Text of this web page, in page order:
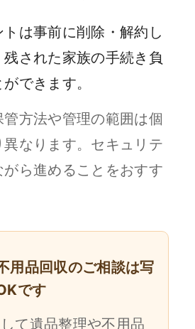
は事前に削除・解約し
された家族の手続き負
できます。
方法や管理の範囲は個
異なります。セキュリテ
がら進めることをおすす
用品回収のご相談は写
です
て遺品整理や不用品